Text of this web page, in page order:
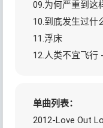
09.为何严重到这
10.到底发生过什
11.浮床
12.人类不宜飞行
单曲列表：
2012-Love Out